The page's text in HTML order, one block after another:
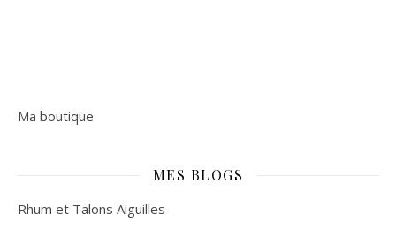
Ma boutique
MES BLOGS
Rhum et Talons Aiguilles